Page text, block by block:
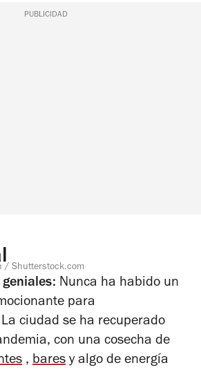
PUBLICIDAD
/ Shutterstock.com
Nunca ha habido un
para
La ciudad se ha recuperado
con una cosecha de
, bares y algo de energía